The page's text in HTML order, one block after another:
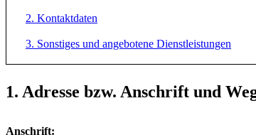
2. Kontaktdaten
3. Sonstiges und angebotene Dienstleistungen
1. Adresse bzw. Anschrift und
Anschrift: